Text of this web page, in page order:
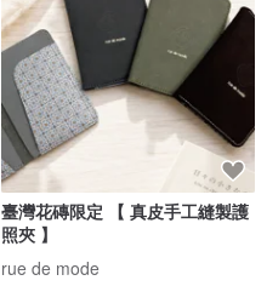
臺灣花磚限定 【 真皮手工縫製護
照夾 】
rue de mode